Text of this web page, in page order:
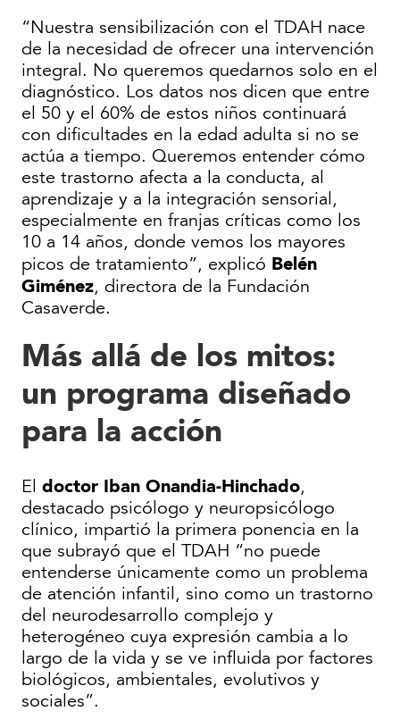
“Nuestra sensibilización con el TDAH nace
de la necesidad de ofrecer una intervención
integral. No queremos quedarnos solo en el
diagnóstico. Los datos nos dicen que entre
el 50 y el 60% de estos niños continuará
con dificultades en la edad adulta si no se
actúa a tiempo. Queremos entender cómo
este trastorno afecta a la conducta, al
aprendizaje y a la integración sensorial,
especialmente en franjas críticas como los
10 a 14 años, donde vemos los mayores
picos de tratamiento”, explicó Belén
Giménez, directora de la Fundación
Casaverde.
Más allá de los mitos:
un programa diseñado
para la acción
El doctor Iban Onandia-Hinchado,
destacado psicólogo y neuropsicólogo
clínico, impartió la primera ponencia en la
que subrayó que el TDAH “no puede
entenderse únicamente como un problema
de atención infantil, sino como un trastorno
del neurodesarrollo complejo y
heterogéneo cuya expresión cambia a lo
largo de la vida y se ve influida por factores
biológicos, ambientales, evolutivos y
sociales”.